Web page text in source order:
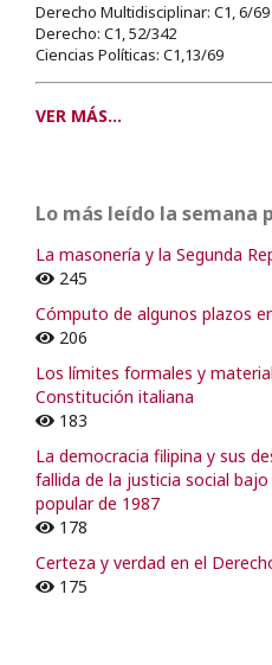
Derecho Multidisciplinar: C1, 6/69
Derecho: C1, 52/342
Ciencias Políticas: C1,13/69
VER MÁS...
Lo más leído la semana
La masonería y la Segunda
245
Cómputo de algunos plazos
206
Los límites formales y
Constitución italiana
183
La democracia filipina y sus
fallida de la justicia social
popular de 1987
178
Certeza y verdad en el
175